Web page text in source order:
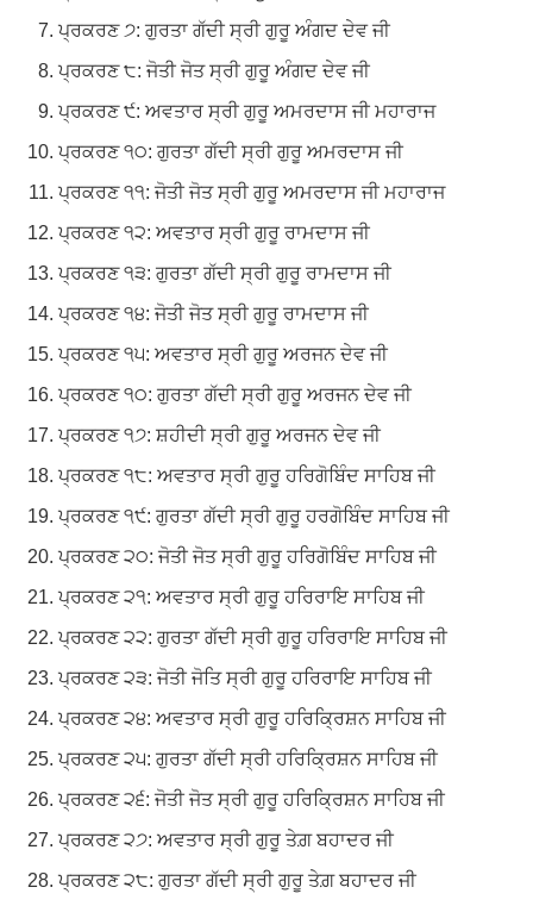
ਪ੍ਰਕਰਣ ੭: ਗੁਰਤਾ ਗੱਦੀ ਸ੍ਰੀ ਗੁਰੂ ਅੰਗਦ ਦੇਵ ਜੀ
ਪ੍ਰਕਰਣ ੮: ਜੋਤੀ ਜੋਤ ਸ੍ਰੀ ਗੁਰੂ ਅੰਗਦ ਦੇਵ ਜੀ
ਪ੍ਰਕਰਣ ੯: ਅਵਤਾਰ ਸ੍ਰੀ ਗੁਰੂ ਅਮਰਦਾਸ ਜੀ ਮਹਾਰਾਜ
ਪ੍ਰਕਰਣ ੧੦: ਗੁਰਤਾ ਗੱਦੀ ਸ੍ਰੀ ਗੁਰੂ ਅਮਰਦਾਸ ਜੀ
ਪ੍ਰਕਰਣ ੧੧: ਜੋਤੀ ਜੋਤ ਸ੍ਰੀ ਗੁਰੂ ਅਮਰਦਾਸ ਜੀ ਮਹਾਰਾਜ
ਪ੍ਰਕਰਣ ੧੨: ਅਵਤਾਰ ਸ੍ਰੀ ਗੁਰੂ ਰਾਮਦਾਸ ਜੀ
ਪ੍ਰਕਰਣ ੧੩: ਗੁਰਤਾ ਗੱਦੀ ਸ੍ਰੀ ਗੁਰੂ ਰਾਮਦਾਸ ਜੀ
ਪ੍ਰਕਰਣ ੧੪: ਜੋਤੀ ਜੋਤ ਸ੍ਰੀ ਗੁਰੂ ਰਾਮਦਾਸ ਜੀ
ਪ੍ਰਕਰਣ ੧੫: ਅਵਤਾਰ ਸ੍ਰੀ ਗੁਰੂ ਅਰਜਨ ਦੇਵ ਜੀ
ਪ੍ਰਕਰਣ ੧੦: ਗੁਰਤਾ ਗੱਦੀ ਸ੍ਰੀ ਗੁਰੂ ਅਰਜਨ ਦੇਵ ਜੀ
ਪ੍ਰਕਰਣ ੧੭: ਸ਼ਹੀਦੀ ਸ੍ਰੀ ਗੁਰੂ ਅਰਜਨ ਦੇਵ ਜੀ
ਪ੍ਰਕਰਣ ੧੮: ਅਵਤਾਰ ਸ੍ਰੀ ਗੁਰੂ ਹਰਿਗੋਬਿੰਦ ਸਾਹਿਬ ਜੀ
ਪ੍ਰਕਰਣ ੧੯: ਗੁਰਤਾ ਗੱਦੀ ਸ੍ਰੀ ਗੁਰੂ ਹਰਗੋਬਿੰਦ ਸਾਹਿਬ ਜੀ
ਪ੍ਰਕਰਣ ੨੦: ਜੋਤੀ ਜੋਤ ਸ੍ਰੀ ਗੁਰੂ ਹਰਿਗੋਬਿੰਦ ਸਾਹਿਬ ਜੀ
ਪ੍ਰਕਰਣ ੨੧: ਅਵਤਾਰ ਸ੍ਰੀ ਗੁਰੂ ਹਰਿਰਾਇ ਸਾਹਿਬ ਜੀ
ਪ੍ਰਕਰਣ ੨੨: ਗੁਰਤਾ ਗੱਦੀ ਸ੍ਰੀ ਗੁਰੂ ਹਰਿਰਾਇ ਸਾਹਿਬ ਜੀ
ਪ੍ਰਕਰਣ ੨੩: ਜੋਤੀ ਜੋਤਿ ਸ੍ਰੀ ਗੁਰੂ ਹਰਿਰਾਇ ਸਾਹਿਬ ਜੀ
ਪ੍ਰਕਰਣ ੨੪: ਅਵਤਾਰ ਸ੍ਰੀ ਗੁਰੂ ਹਰਿਕ੍ਰਿਸ਼ਨ ਸਾਹਿਬ ਜੀ
ਪ੍ਰਕਰਣ ੨੫: ਗੁਰਤਾ ਗੱਦੀ ਸ੍ਰੀ ਹਰਿਕ੍ਰਿਸ਼ਨ ਸਾਹਿਬ ਜੀ
ਪ੍ਰਕਰਣ ੨੬: ਜੋਤੀ ਜੋਤ ਸ੍ਰੀ ਗੁਰੂ ਹਰਿਕ੍ਰਿਸ਼ਨ ਸਾਹਿਬ ਜੀ
ਪ੍ਰਕਰਣ ੨੭: ਅਵਤਾਰ ਸ੍ਰੀ ਗੁਰੂ ਤੇਗ਼ ਬਹਾਦਰ ਜੀ
ਪ੍ਰਕਰਣ ੨੮: ਗੁਰਤਾ ਗੱਦੀ ਸ੍ਰੀ ਗੁਰੂ ਤੇਗ਼ ਬਹਾਦਰ ਜੀ